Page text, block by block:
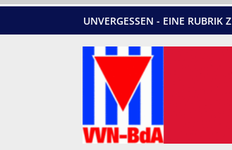
UNVERGESSEN - EINE